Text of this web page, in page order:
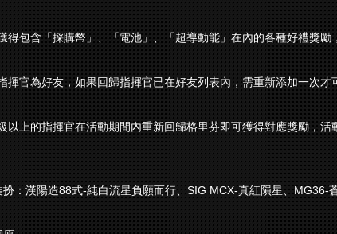
得包含「採購幣」、「電池」、「超導動能」在內的各種好禮獎
揮官為好友，如果回歸指揮官已在好友列表內，需重新添加一次
上的指揮官在活動期間內重新回歸格里芬即可獲得對應獎勵，活
：漢陽造88式-純白流星負願而行、SIG MCX-真紅隕星、